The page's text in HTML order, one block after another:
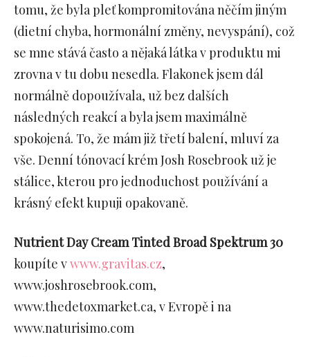
tomu, že byla pleť kompromitována něčím jiným
(dietní chyba, hormonální změny, nevyspání), což
se mne stává často a nějaká látka v produktu mi
zrovna v tu dobu nesedla. Flakonek jsem dál
normálně dopoužívala, už bez dalších
následných reakcí a byla jsem maximálně
spokojená. To, že mám již třetí balení, mluví za
vše. Denní tónovací krém Josh Rosebrook už je
stálice, kterou pro jednoduchost používání a
krásný efekt kupuji opakovaně.
Nutrient Day Cream Tinted Broad Spektrum 30
koupíte vwww.gravitas.cz,
www.joshrosebrook.com,
www.thedetoxmarket.ca, v Evropě i na
www.naturisimo.com